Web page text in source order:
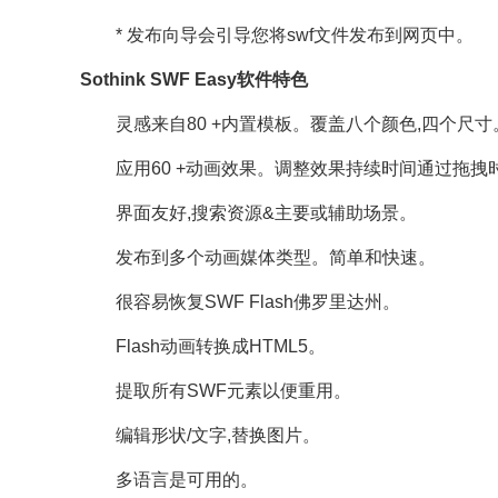
* 发布向导会引导您将swf文件发布到网页中。
Sothink SWF Easy软件特色
灵感来自80 +内置模板。覆盖八个颜色,四个尺寸
应用60 +动画效果。调整效果持续时间通过拖拽
界面友好,搜索资源&主要或辅助场景。
发布到多个动画媒体类型。简单和快速。
很容易恢复SWF Flash佛罗里达州。
Flash动画转换成HTML5。
提取所有SWF元素以便重用。
编辑形状/文字,替换图片。
多语言是可用的。